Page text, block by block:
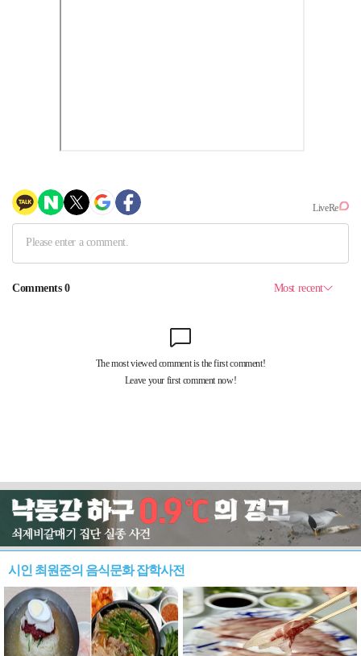
시인 최원준의 음식문화 잡학사전